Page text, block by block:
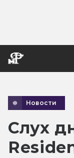
Новости
Слух